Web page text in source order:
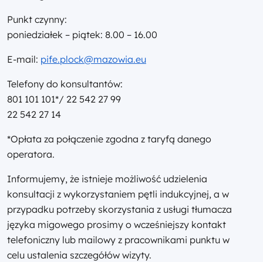
Punkt czynny:
poniedziałek – piątek: 8.00 – 16.00
E-mail: pife.plock@mazowia.eu
Telefony do konsultantów:
801 101 101*/ 22 542 27 99
22 542 27 14
*Opłata za połączenie zgodna z taryfą danego
operatora.
Informujemy, że istnieje możliwość udzielenia
konsultacji z wykorzystaniem pętli indukcyjnej, a w
przypadku potrzeby skorzystania z usługi tłumacza
języka migowego prosimy o wcześniejszy kontakt
telefoniczny lub mailowy z pracownikami punktu w
celu ustalenia szczegółów wizyty.